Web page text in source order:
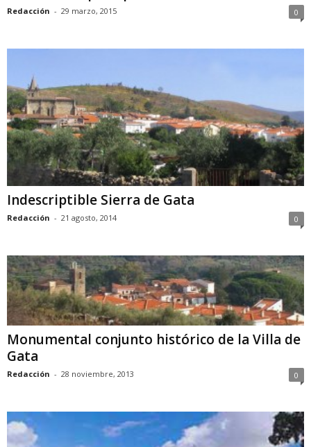
Redacción - 29 marzo, 2015 0
Indescriptible Sierra de Gata
Redacción - 21 agosto, 2014 0
Monumental conjunto histórico de la Villa de
Gata
Redacción - 28 noviembre, 2013 0